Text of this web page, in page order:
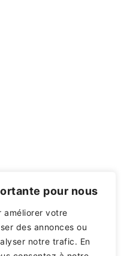
pour nous
améliorer votre
des annonces ou
notre trafic. En